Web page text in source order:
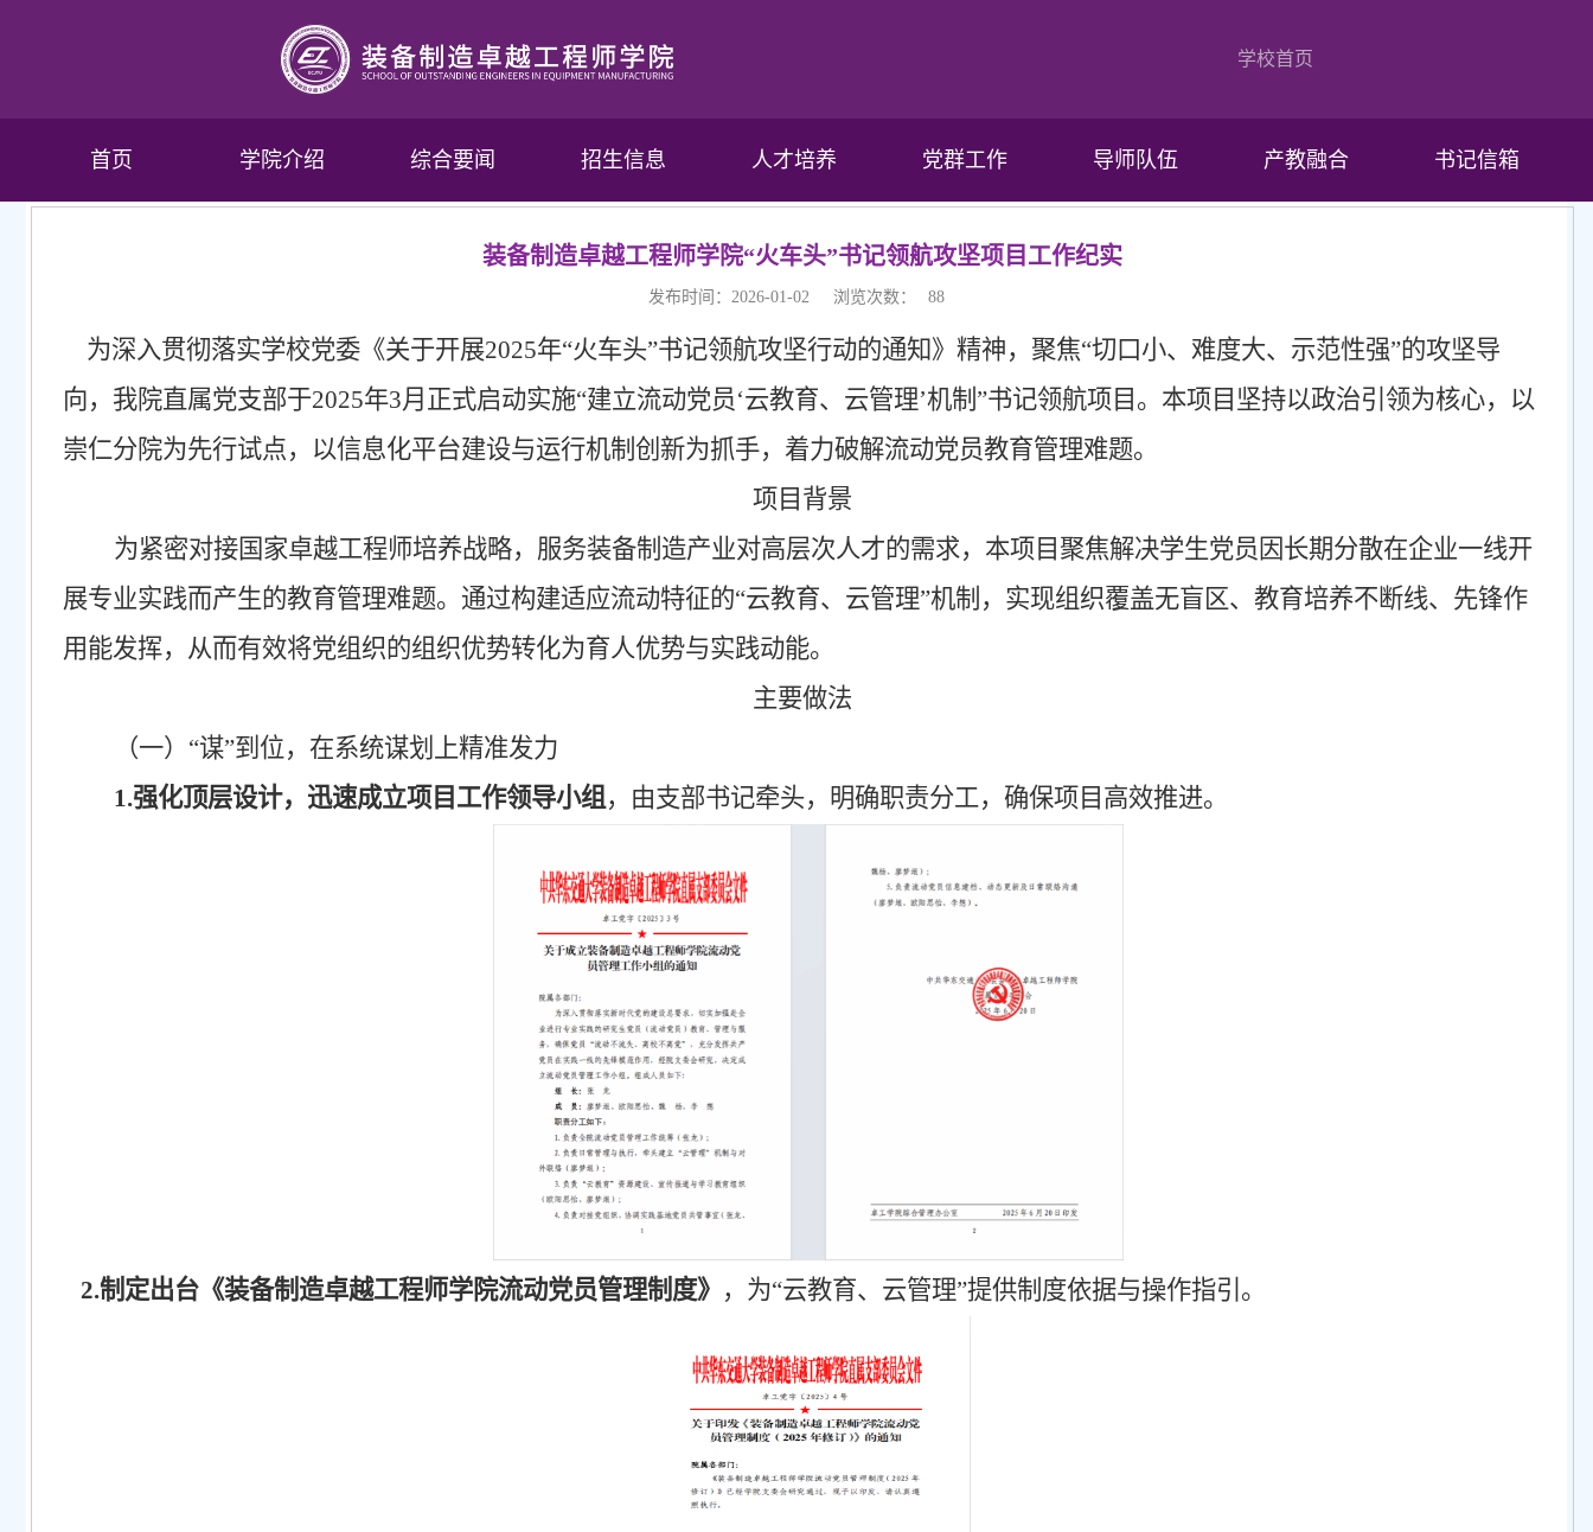
学校首页
首页 学院介绍 综合要闻 招生信息 人才培养 党群工作 导师队伍 产教融合 书记信箱
装备制造卓越工程师学院“火车头”书记领航攻坚项目工作纪实
发布时间：2026-01-02 浏览次数： 88
为深入贯彻落实学校党委《关于开展2025年“火车头”书记领航攻坚行动的通知》精神，聚焦“切口小、难度大、示范性强”的攻坚导
向，我院直属党支部于2025年3月正式启动实施“建立流动党员‘云教育、云管理’机制”书记领航项目。本项目坚持以政治引领为核心，以
崇仁分院为先行试点，以信息化平台建设与运行机制创新为抓手，着力破解流动党员教育管理难题。
项目背景
为紧密对接国家卓越工程师培养战略，服务装备制造产业对高层次人才的需求，本项目聚焦解决学生党员因长期分散在企业一线开
展专业实践而产生的教育管理难题。通过构建适应流动特征的“云教育、云管理”机制，实现组织覆盖无盲区、教育培养不断线、先锋作
用能发挥，从而有效将党组织的组织优势转化为育人优势与实践动能。
主要做法
（一） “谋”到位，在系统谋划上精准发力
1.强化顶层设计，迅速成立项目工作领导小组，由支部书记牵头，明确职责分工，确保项目高效推进。
2.制定出台《装备制造卓越工程师学院流动党员管理制度》 ，为“云教育、云管理”提供制度依据与操作指引。